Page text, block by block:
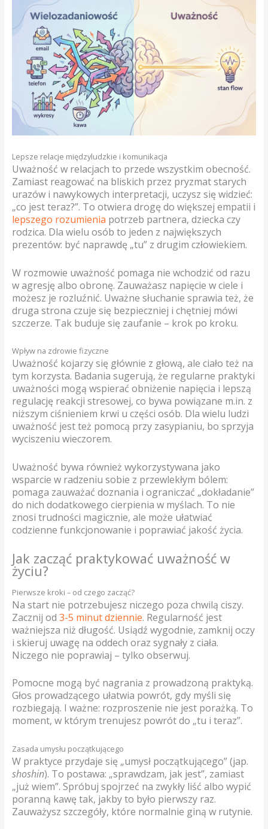
Lepsze relacje międzyludzkie i komunikacja
Uważność w relacjach to przede wszystkim obecność.
Zamiast reagować na bliskich przez pryzmat starych
urazów i nawykowych interpretacji, uczysz się widzieć:
„co jest teraz?”. To otwiera drogę do większej empatii i
lepszego rozumienia potrzeb partnera, dziecka czy
rodzica. Dla wielu osób to jeden z największych
prezentów: być naprawdę „tu” z drugim człowiekiem.
W rozmowie uważność pomaga nie wchodzić od razu
w agresję albo obronę. Zauważasz napięcie w ciele i
możesz je rozluźnić. Uważne słuchanie sprawia też, że
druga strona czuje się bezpieczniej i chętniej mówi
szczerze. Tak buduje się zaufanie – krok po kroku.
Wpływ na zdrowie fizyczne
Uważność kojarzy się głównie z głową, ale ciało też na
tym korzysta. Badania sugerują, że regularne praktyki
uważności mogą wspierać obniżenie napięcia i lepszą
regulację reakcji stresowej, co bywa powiązane m.in. z
niższym ciśnieniem krwi u części osób. Dla wielu ludzi
uważność jest też pomocą przy zasypianiu, bo sprzyja
wyciszeniu wieczorem.
Uważność bywa również wykorzystywana jako
wsparcie w radzeniu sobie z przewlekłym bólem:
pomaga zauważać doznania i ograniczać „dokładanie”
do nich dodatkowego cierpienia w myślach. To nie
znosi trudności magicznie, ale może ułatwiać
codzienne funkcjonowanie i poprawiać jakość życia.
Jak zacząć praktykować uważność w
życiu?
Pierwsze kroki – od czego zacząć?
Na start nie potrzebujesz niczego poza chwilą ciszy.
Zacznij od 3-5 minut dziennie. Regularność jest
ważniejsza niż długość. Usiądź wygodnie, zamknij oczy
i skieruj uwagę na oddech oraz sygnały z ciała.
Niczego nie poprawiaj – tylko obserwuj.
Pomocne mogą być nagrania z prowadzoną praktyką.
Głos prowadzącego ułatwia powrót, gdy myśli się
rozbiegają. I ważne: rozproszenie nie jest porażką. To
moment, w którym trenujesz powrót do „tu i teraz”.
Zasada umysłu początkującego
W praktyce przydaje się „umysł początkującego” (jap.
shoshin). To postawa: „sprawdzam, jak jest”, zamiast
„już wiem”. Spróbuj spojrzeć na zwykły liść albo wypić
poranną kawę tak, jakby to było pierwszy raz.
Zauważysz szczegóły, które normalnie giną w rutynie.